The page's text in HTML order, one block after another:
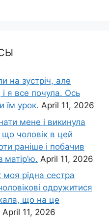
на зустріч, але
і я все почула. Ось
їм урок. April 11, 2026
мене і викинула
що чоловік в цей
раніше і побачив
матір’ю. April 11, 2026
рідна сестра
одружитися
що на це
April 11, 2026